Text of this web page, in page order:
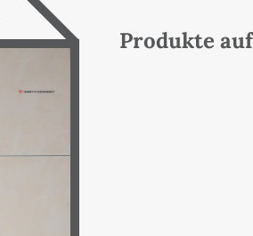
Produkte